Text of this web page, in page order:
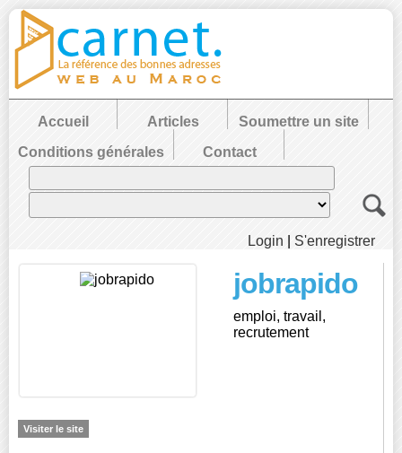
Accueil Articles
Soumettre un site
Conditions générales
Contact
Login S'enregistrer
jobrapido
emploi, travail,
recrutement
Visiter le site